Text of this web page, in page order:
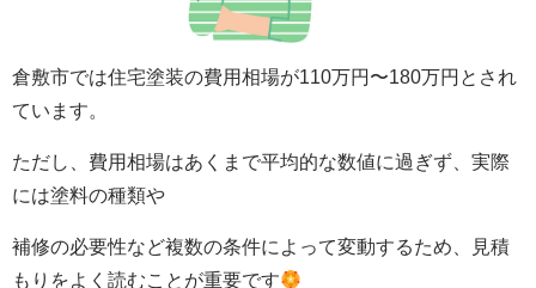
倉敷市では住宅塗装の費用相場が110万円〜180万円とされ
ています。
ただし、費用相場はあくまで平均的な数値に過ぎず、実際
には塗料の種類や
補修の必要性など複数の条件によって変動するため、見積
もりをよく読むことが重要です